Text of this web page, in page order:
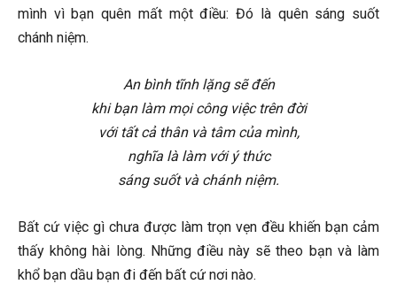
mình vì bạn quên mất một điều: Đó là quên sáng suốt
chánh niệm.
An bình tĩnh lặng sẽ đến
khi bạn làm mọi công việc trên đời
với tất cả thân và tâm của mình,
nghĩa là làm với ý thức
sáng suốt và chánh niệm.
Bất cứ việc gì chưa được làm trọn vẹn đều khiến bạn cảm
thấy không hài lòng. Những điều này sẽ theo bạn và làm
khổ bạn dầu bạn đi đến bất cứ nơi nào.